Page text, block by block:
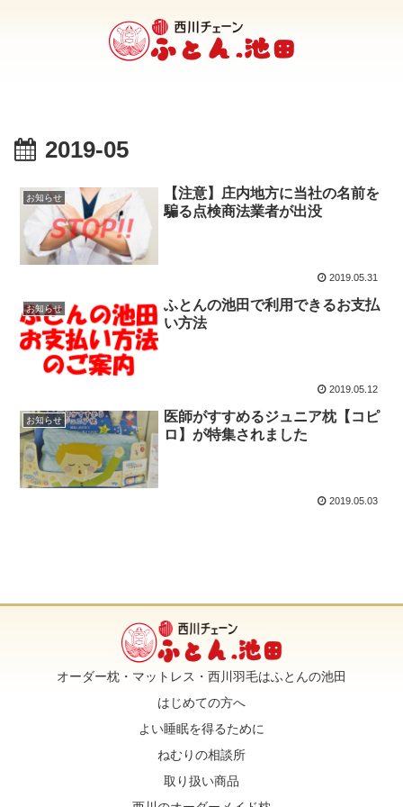
2019-05
お知らせ
【注意】庄内地方に当社の名前を
騙る点検商法業者が出没
2019.05.31
お知らせ
ふとんの池田で利用できるお支払
い方法
2019.05.12
お知らせ
医師がすすめるジュニア枕【コピ
ロ】が特集されました
2019.05.03
オーダー枕・マットレス・西川羽毛はふとんの池田
はじめての方へ
よい睡眠を得るために
ねむりの相談所
取り扱い商品